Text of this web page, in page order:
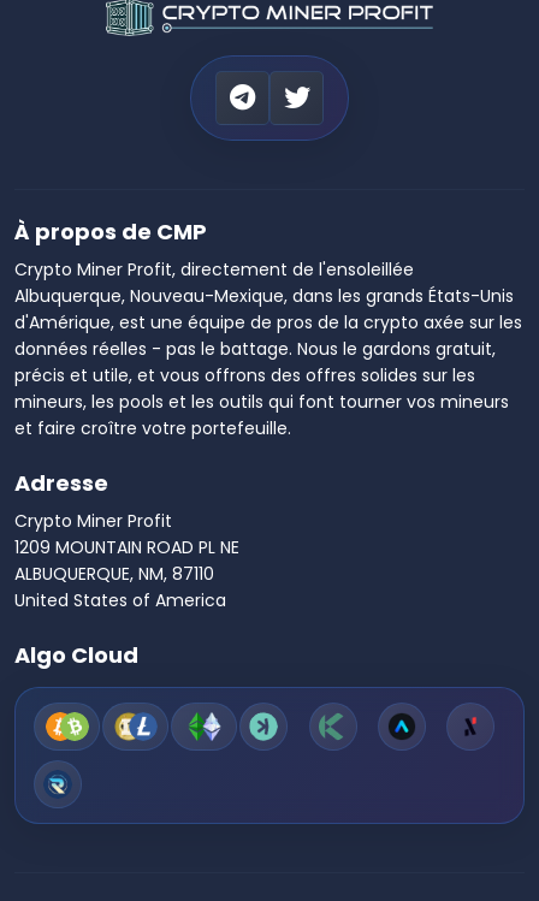
À propos de CMP
Crypto Miner Profit, directement de l'ensoleillée
Albuquerque, Nouveau-Mexique, dans les grands États-Unis
d'Amérique, est une équipe de pros de la crypto axée sur les
données réelles - pas le battage. Nous le gardons gratuit,
précis et utile, et vous offrons des offres solides sur les
mineurs, les pools et les outils qui font tourner vos mineurs
et faire croître votre portefeuille.
Adresse
Crypto Miner Profit
1209 MOUNTAIN ROAD PL NE
ALBUQUERQUE, NM, 87110
United States of America
Algo Cloud